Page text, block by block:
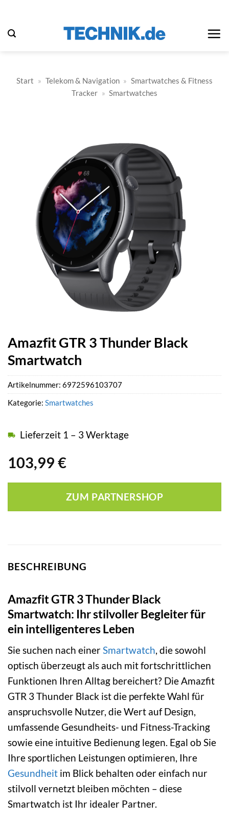
springen
Start » Telekom & Navigation » Smartwatches & Fitness
Tracker » Smartwatches
Amazfit GTR 3 Thunder Black
Smartwatch
103,99 €
Lieferzeit 1 – 3 Werktage
ZUM PARTNERSHOP
Artikelnummer: 6972596103707
Kategorie: Smartwatches
BESCHREIBUNG
Amazfit GTR 3 Thunder Black
Smartwatch: Ihr stilvoller Begleiter für
ein intelligenteres Leben
Sie suchen nach einerSmartwatch, die sowohl
optisch überzeugt als auch mit fortschrittlichen
Funktionen Ihren Alltag bereichert? Die Amazfit
GTR 3 Thunder Black ist die perfekte Wahl für
anspruchsvolle Nutzer, die Wert auf Design,
umfassende Gesundheits- und Fitness-Tracking
sowie eine intuitive Bedienung legen. Egal ob Sie
Ihre sportlichen Leistungen optimieren, Ihre
Gesundheit im Blick behalten oder einfach nur
stilvoll vernetzt bleiben möchten – diese
Smartwatch ist Ihr idealer Partner.